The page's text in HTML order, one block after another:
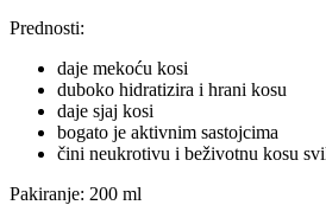
Prednosti:
daje mekoću kosi
duboko hidratizira i hrani kosu
daje sjaj kosi
bogato je aktivnim sastojcima
čini neukrotivu i beživotnu kosu
Pakiranje: 200 ml